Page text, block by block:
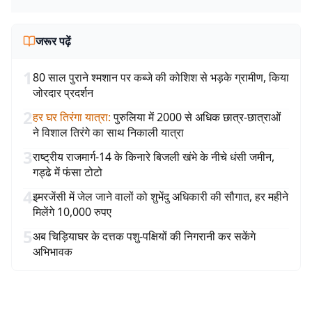
जरूर पढ़ें
180 साल पुराने श्मशान पर कब्जे की कोशिश से भड़के ग्रामीण, किया
जोरदार प्रदर्शन
2हर घर तिरंगा यात्रा: पुरुलिया में 2000 से अधिक छात्र-छात्राओं
ने विशाल तिरंगे का साथ निकाली यात्रा
3राष्ट्रीय राजमार्ग-14 के किनारे बिजली खंभे के नीचे धंसी जमीन,
गड्ढे में फंसा टोटो
4इमरजेंसी में जेल जाने वालों को शुभेंदु अधिकारी की सौगात, हर महीने
मिलेंगे 10,000 रुपए
5अब चिड़ियाघर के दत्तक पशु-पक्षियों की निगरानी कर सकेंगे
अभिभावक